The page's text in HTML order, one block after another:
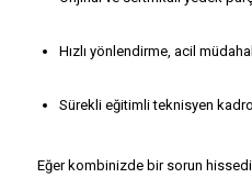
Hızlı yönlendirme, acil
Sürekli eğitimli teknisyen
Eğer kombinizde bir sorun